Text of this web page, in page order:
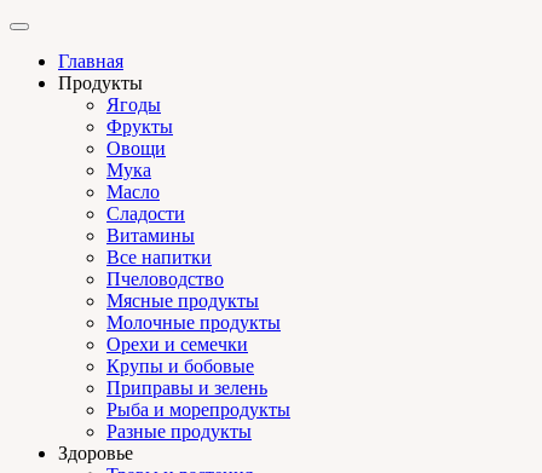
Главная
Продукты
Ягоды
Фрукты
Овощи
Мука
Масло
Сладости
Витамины
Все напитки
Пчеловодство
Мясные продукты
Молочные продукты
Орехи и семечки
Крупы и бобовые
Приправы и зелень
Рыба и морепродукты
Разные продукты
Здоровье